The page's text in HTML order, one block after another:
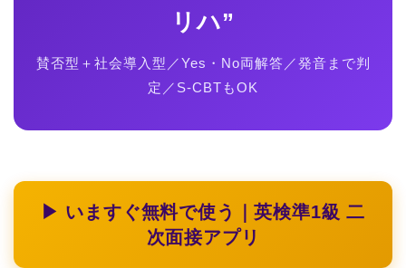
リハ”
賛否型＋社会導入型／Yes・No両解答／発音まで判
定／S-CBTもOK
▶ いますぐ無料で使う｜英検準1級 二
次面接アプリ